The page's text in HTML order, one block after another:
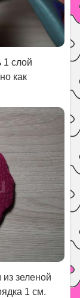
1 слой
как
зеленой
1 см.